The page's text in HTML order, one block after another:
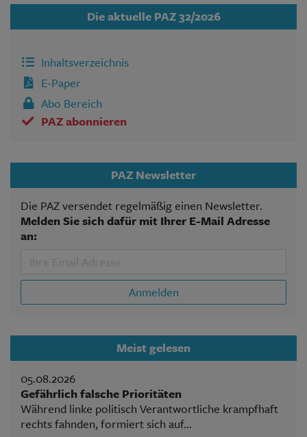
Die aktuelle PAZ 32/2026
Inhaltsverzeichnis
E-Paper
Abo Bereich
PAZ abonnieren
PAZ Newsletter
Die PAZ versendet regelmäßig einen Newsletter.
Melden Sie sich dafür mit Ihrer E-Mail Adresse
an:
Anmelden
Meist gelesen
05.08.2026
Gefährlich falsche Prioritäten
Während linke politisch Verantwortliche krampfhaft
rechts fahnden, formiert sich auf...